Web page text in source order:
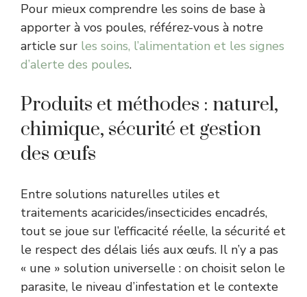
Pour mieux comprendre les soins de base à
apporter à vos poules, référez-vous à notre
article sur les soins, l’alimentation et les signes
d’alerte des poules.
Produits et méthodes : naturel,
chimique, sécurité et gestion
des œufs
Entre solutions naturelles utiles et
traitements acaricides/insecticides encadrés,
tout se joue sur l’efficacité réelle, la sécurité et
le respect des délais liés aux œufs. Il n’y a pas
« une » solution universelle : on choisit selon le
parasite, le niveau d’infestation et le contexte